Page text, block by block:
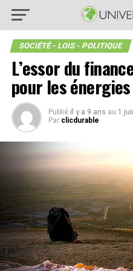
SOCIÉTÉ - LOIS - POLITIQUE
L’essor du
pour les
Publié il y a 9 ans au 1
Par clicdurable